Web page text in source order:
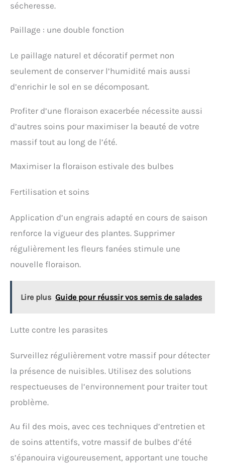
sécheresse.
Paillage : une double fonction
Le paillage naturel et décoratif permet non
seulement de conserver l’humidité mais aussi
d’enrichir le sol en se décomposant.
Profiter d’une floraison exacerbée nécessite aussi
d’autres soins pour maximiser la beauté de votre
massif tout au long de l’été.
Maximiser la floraison estivale des bulbes
Fertilisation et soins
Application d’un engrais adapté en cours de saison
renforce la vigueur des plantes. Supprimer
régulièrement les fleurs fanées stimule une
nouvelle floraison.
Lire plus Guide pour réussir vos semis de salades
Lutte contre les parasites
Surveillez régulièrement votre massif pour détecter
la présence de nuisibles. Utilisez des solutions
respectueuses de l’environnement pour traiter tout
problème.
Au fil des mois, avec ces techniques d’entretien et
de soins attentifs, votre massif de bulbes d’été
s’épanouira vigoureusement, apportant une touche